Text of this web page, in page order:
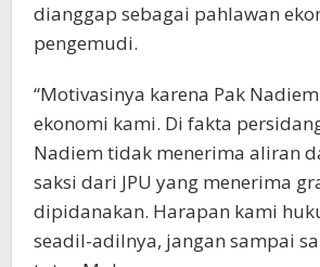
dianggap sebagai pahlawan
pengemudi.
“Motivasinya karena Pak
ekonomi kami. Di fakta
Nadiem tidak menerima aliran
saksi dari JPU yang menerima
dipidanakan. Harapan kami
seadil-adilnya, jangan sampai